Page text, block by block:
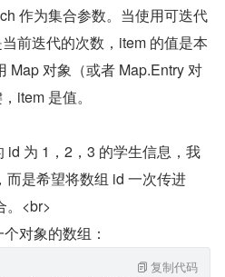
作为集合参数。当使用可迭代
前迭代的次数，item 的值是本
Map 对象（或者 Map.Entry 对
item 是值。
id 为 1，2，3 的学生信息，我
是希望将数组 id 一次传进
。<br>
对象的数组：
复制代码